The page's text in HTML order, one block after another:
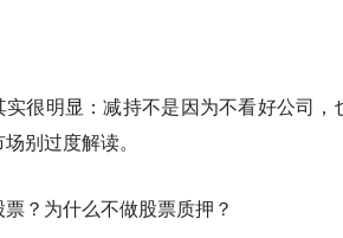
实很明显：减持不是因为不看好公司，
别过度解读。
？为什么不做股票质押？